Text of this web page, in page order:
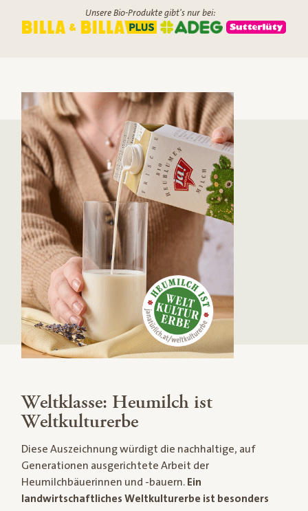
Unsere Bio-Produkte gibt's nur bei:
Weltklasse: Heumilch ist
Weltkulturerbe
Diese Auszeichnung würdigt die nachhaltige, auf
Generationen ausgerichtete Arbeit der
Heumilchbäuerinnen und -bauern. Ein
landwirtschaftliches Weltkulturerbe ist besonders